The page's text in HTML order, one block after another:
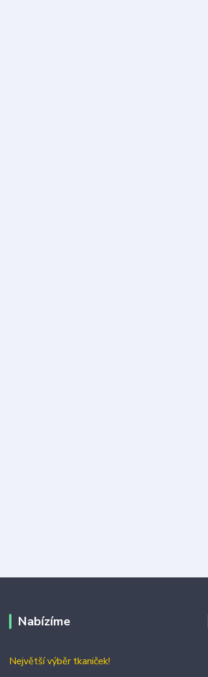
Nabízíme
Největší výběr tkaniček!